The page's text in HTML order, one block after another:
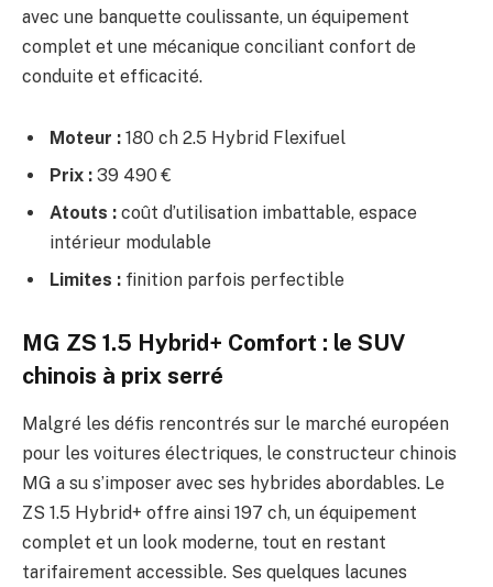
avec une banquette coulissante, un équipement
complet et une mécanique conciliant confort de
conduite et efficacité.
Moteur : 180 ch 2.5 Hybrid Flexifuel
Prix : 39 490 €
Atouts : coût d’utilisation imbattable, espace
intérieur modulable
Limites : finition parfois perfectible
MG ZS 1.5 Hybrid+ Comfort : le SUV
chinois à prix serré
Malgré les défis rencontrés sur le marché européen
pour les voitures électriques, le constructeur chinois
MG a su s’imposer avec ses hybrides abordables. Le
ZS 1.5 Hybrid+ offre ainsi 197 ch, un équipement
complet et un look moderne, tout en restant
tarifairement accessible. Ses quelques lacunes